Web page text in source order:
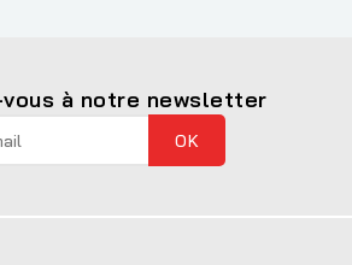
à notre newsletter